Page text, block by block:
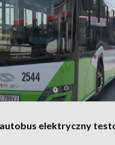
elektryczny